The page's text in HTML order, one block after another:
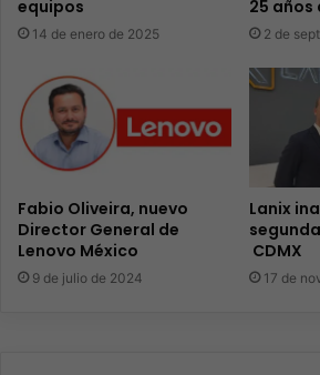
equipos
14 de enero de 2025
25 años
2 de
Fabio Oliveira, nuevo
Director General de
Lenovo México
9 de julio de 2024
Lanix
CDMX
17 de